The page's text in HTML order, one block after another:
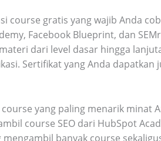
course gratis yang wajib Anda
Facebook Blueprint, dan
dari level dasar hingga
Sertifikat yang Anda dapatkan
yang paling menarik minat
course SEO dari HubSpot
banyak course